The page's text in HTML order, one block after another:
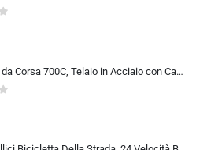
Bicicletta da Corsa 700C, Telaio in Acciaio con Cambio a 24/27/30 Marce, Bicicletta da Strada per Uomo Donna, Bici da Stra…